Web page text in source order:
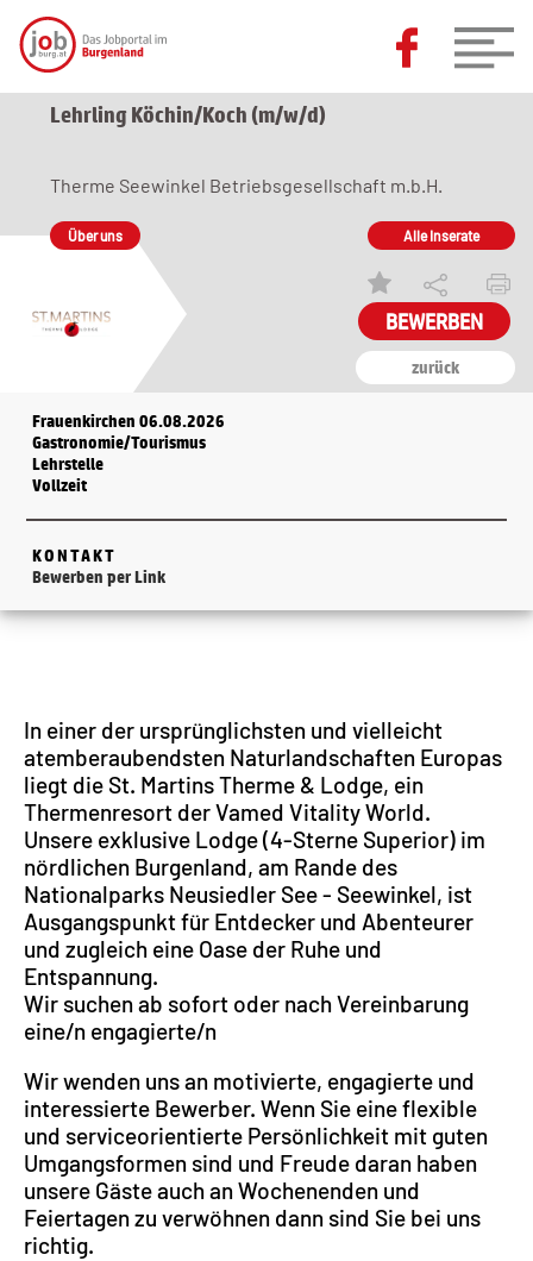
Lehrling Köchin/Koch (m/w/d)
zurück
Therme Seewinkel Betriebsgesellschaft m.b.H.
Über uns Alle Inserate
Frauenkirchen 06.08.2026
Gastronomie/Tourismus
Lehrstelle
Vollzeit
KONTAKT
Bewerben per Link
In einer der ursprünglichsten und vielleicht
atemberaubendsten Naturlandschaften Europas
liegt die St. Martins Therme & Lodge, ein
Thermenresort der Vamed Vitality World.
Unsere exklusive Lodge (4-Sterne Superior) im
nördlichen Burgenland, am Rande des
Nationalparks Neusiedler See - Seewinkel, ist
Ausgangspunkt für Entdecker und Abenteurer
und zugleich eine Oase der Ruhe und
Entspannung.
Wir suchen ab sofort oder nach Vereinbarung
eine/n engagierte/n
Wir wenden uns an motivierte, engagierte und
interessierte Bewerber. Wenn Sie eine flexible
und serviceorientierte Persönlichkeit mit guten
Umgangsformen sind und Freude daran haben
unsere Gäste auch an Wochenenden und
Feiertagen zu verwöhnen dann sind Sie bei uns
richtig.